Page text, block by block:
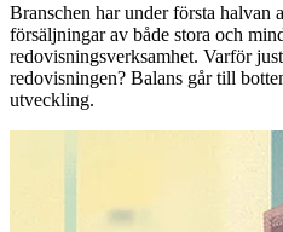
Branschen har under första halvan
försäljningar av både stora och
redovisningsverksamhet. Varför
redovisningen? Balans går till
utveckling.